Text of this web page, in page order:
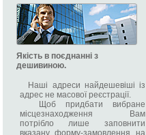
Якість в поєднанні з
дешивиною.
Наші адреси найдешевіші із
адрес не масової реєстрації.
Щоб придбати вибране
місцезнаходження Вам
потрібло лише заповнити
вказану форму-замовлення на